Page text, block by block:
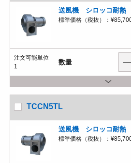
送風機 シロッコ耐熱
標準価格（税抜）：
注文可能単位
1
数量
TCCN5TL
送風機 シロッコ耐熱
標準価格（税抜）：